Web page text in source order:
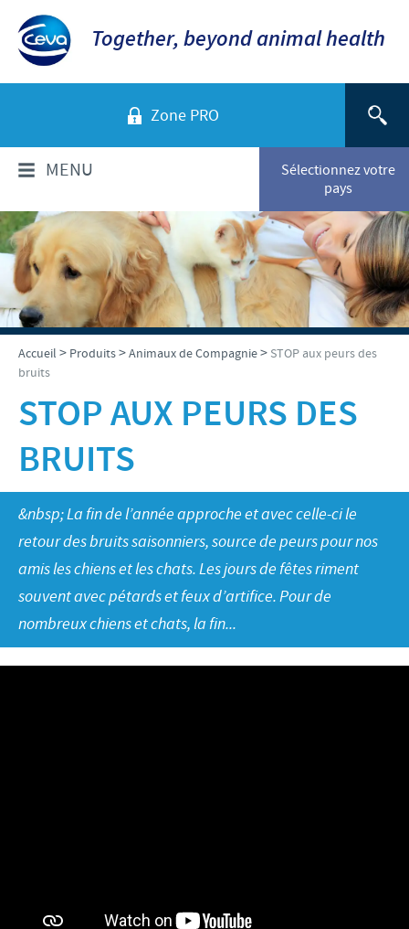
Together, beyond animal health
Zone PRO
Sélectionnez votre
pays
MENU
QUI SOMMES-NOUS?
Aperçu de la société
Ceva en Belgique
Ceva dans le monde
Notre mission
Nos valeurs
Recherche et développement
Production
PRODUITS
Liste produits
Bovins-Ovins-Caprins
Porcs
SERVICES
RESPONSABILITÉ & PARTENARIATS
Importance de la responsabilité
Contributions
Programmes de soutien
Partenariats commerciaux et scientifiques
ACTUALITÉS
Actualités internationales
Actualités au sein du Benelux
OFFRES D'EMPLOI
Offres d'emploi internationales
Offres d'emploi au sein du Benelux
CONTACT
Accueil > Produits>Animaux de Compagnie> STOP aux peurs des
bruits
STOP AUX PEURS DES
BRUITS
&nbsp; La fin de l’année approche et avec celle-ci le
retour des bruits saisonniers, source de peurs pour nos
amis les chiens et les chats. Les jours de fêtes riment
souvent avec pétards et feux d’artifice. Pour de
nombreux chiens et chats, la fin...